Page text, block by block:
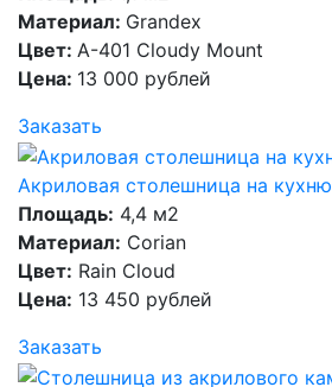
Материал: Grandex
Цвет: A-401 Cloudy Mount
Цена: 13 000 рублей
Заказать
Акриловая столешница на кухню
Площадь: 4,4 м2
Материал: Corian
Цвет: Rain Cloud
Цена: 13 450 рублей
Заказать